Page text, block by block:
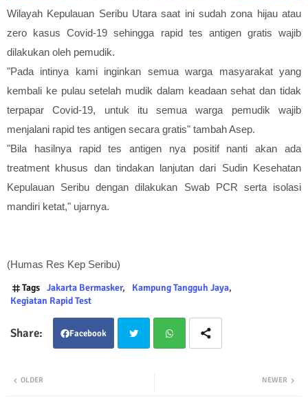
Wilayah Kepulauan Seribu Utara saat ini sudah zona hijau atau
zero kasus Covid-19 sehingga rapid tes antigen gratis wajib
dilakukan oleh pemudik.
"Pada intinya kami inginkan semua warga masyarakat yang
kembali ke pulau setelah mudik dalam keadaan sehat dan tidak
terpapar Covid-19, untuk itu semua warga pemudik wajib
menjalani rapid tes antigen secara gratis" tambah Asep.
"Bila hasilnya rapid tes antigen nya positif nanti akan ada
treatment khusus dan tindakan lanjutan dari Sudin Kesehatan
Kepulauan Seribu dengan dilakukan Swab PCR serta isolasi
mandiri ketat," ujarnya.
(Humas Res Kep Seribu)
Tags Jakarta Bermasker
Kampung Tangguh Jaya
Kegiatan Rapid Test
Facebook
NEWER
OLDER